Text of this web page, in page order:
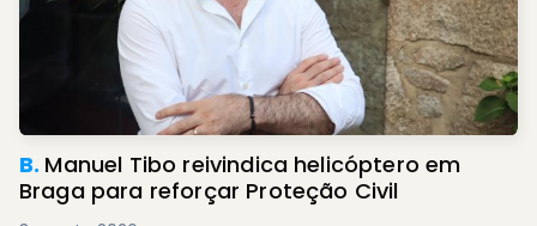
B. Manuel Tibo reivindica helicóptero em
Braga para reforçar Proteção Civil